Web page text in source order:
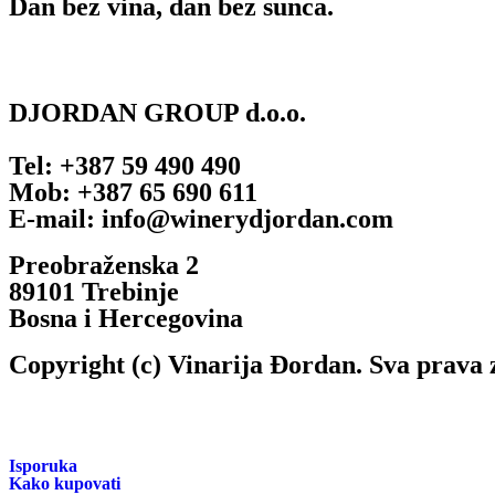
Dan bez vina, dan bez sunca.
DJORDAN GROUP d.o.o.
Tel: +387 59 490 490
Mob: +387 65 690 611
E-mail: info@winerydjordan.com
Preobraženska 2
89101 Trebinje
Bosna i Hercegovina
Copyright (c) Vinarija Đordan. Sva prava
Isporuka
Kako kupovati